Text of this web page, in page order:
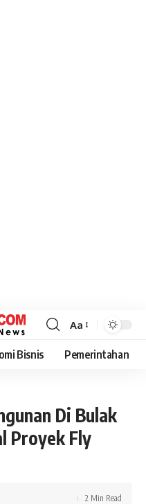
Aa
Bisnis Pemerintahan
Di Bulak
Proyek Fly
2 Min Read